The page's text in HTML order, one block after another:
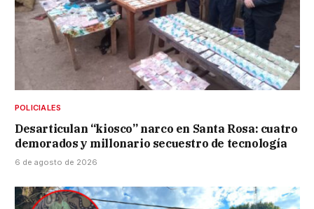
POLICIALES
Desarticulan “kiosco” narco en Santa Rosa: cuatro
demorados y millonario secuestro de tecnología
6 de agosto de 2026